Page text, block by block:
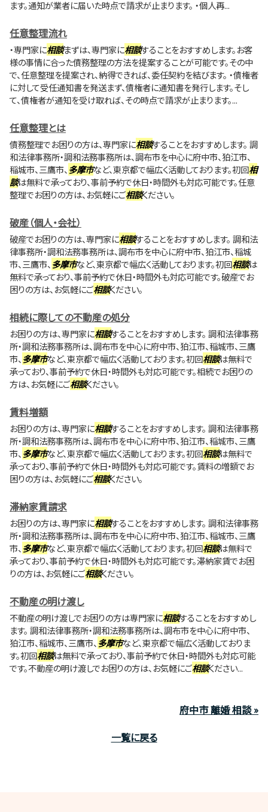
ます。通知が業者に届いた時点で請求が止まります。 ・個人再...
任意整理流れ
・専門家に相談まずは、専門家に相談することをおすすめします。お客
様の事情に合った債務整理の方法を提案することが可能です。その中
で、任意整理を提案され、納得できれば、委任契約を結びます。 ・債権者
に対して受任通知書を発送まず、債権者に通知書を発行します。そし
て、債権者が通知を受け取れば、その時点で請求が止まります。...
任意整理とは
債務整理でお困りの方は、専門家に相談することをおすすめします。 調
和法律事務所・調和法務事務所は、調布市を中心に府中市、狛江市、
稲城市、三鷹市、 多摩市など、東京都で幅広く活動しております。初回相
談は無料で承っており、事前予約で休日・時間外も対応可能です。任意
整理でお困りの方は、お気軽にご相談ください。
破産（個人・会社）
破産でお困りの方は、専門家に相談することをおすすめします。 調和法
律事務所・調和法務事務所は、調布市を中心に府中市、狛江市、稲城
市、三鷹市、 多摩市など、東京都で幅広く活動しております。初回相談は
無料で承っており、事前予約で休日・時間外も対応可能です。破産でお
困りの方は、お気軽にご相談ください。
相続に際しての不動産の処分
お困りの方は、専門家に相談することをおすすめします。 調和法律事務
所・調和法務事務所は、調布市を中心に府中市、狛江市、稲城市、三鷹
市、 多摩市など、東京都で幅広く活動しております。初回相談は無料で
承っており、事前予約で休日・時間外も対応可能です。相続でお困りの
方は、お気軽にご相談ください。
賃料増額
お困りの方は、専門家に相談することをおすすめします。 調和法律事務
所・調和法務事務所は、調布市を中心に府中市、狛江市、稲城市、三鷹
市、 多摩市など、東京都で幅広く活動しております。初回相談は無料で
承っており、事前予約で休日・時間外も対応可能です。賃料の増額でお
困りの方は、お気軽にご相談ください。
滞納家賃請求
お困りの方は、専門家に相談することをおすすめします。 調和法律事務
所・調和法務事務所は、調布市を中心に府中市、狛江市、稲城市、三鷹
市、 多摩市など、東京都で幅広く活動しております。初回相談は無料で
承っており、事前予約で休日・時間外も対応可能です。滞納家賃でお困
りの方は、お気軽にご相談ください。
不動産の明け渡し
不動産の明け渡しでお困りの方は専門家に相談することをおすすめし
ます。 調和法律事務所・調和法務事務所は、調布市を中心に府中市、
狛江市、稲城市、三鷹市、 多摩市など、東京都で幅広く活動しておりま
す。初回相談は無料で承っており、事前予約で休日・時間外も対応可能
です。不動産の明け渡しでお困りの方は、お気軽にご相談ください...
府中市 離婚 相談 »
一覧に戻る